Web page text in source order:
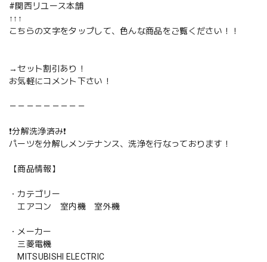
#関西リユース本舗
↑↑↑
こちらの文字をタップして、色んな商品をご覧ください！！
→セット割引あり！
お気軽にコメント下さい！
－－－－－－－－－
❗️分解洗浄済み❗️
パーツを分解しメンテナンス、洗浄を行なっております！
【商品情報】
・カテゴリー
エアコン 室内機 室外機
・メーカー
三菱電機
MITSUBISHI ELECTRIC